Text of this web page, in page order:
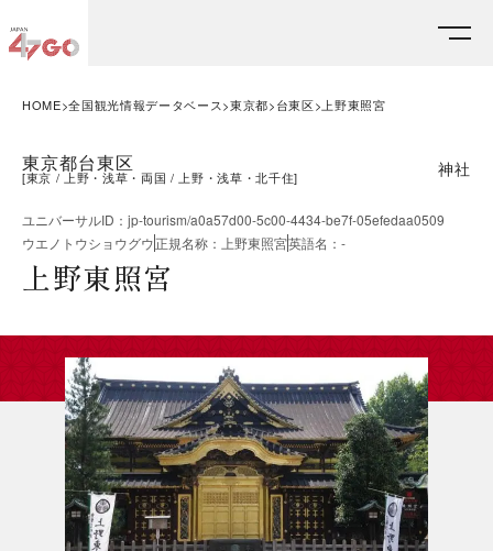
HOME 全国観光情報データベース 東京都 台東区 上野東照宮
東京都台東区
[東京 上野・浅草・両国 上野・浅草・北千住] 神社
ユニバーサルID ： jp-tourism/a0a57d00-5c00-4434-be7f-05efedaa0509
ウエノトウショウグウ正規名称 ： 上野東照宮英語名 ： -
上野東照宮